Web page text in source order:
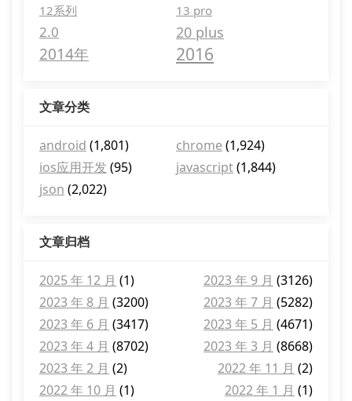
12系列 13 pro
2.0 20 plus
2014年 2016
文章分类
android (1,801) chrome (1,924)
ios应用开发 (95) javascript(1,844)
json (2,022)
文章归档
2025 年 12 月 (1) 2023 年 9 月 (3126)
2023 年 8 月 (3200) 2023 年 7 月 (5282)
2023 年 6 月 (3417) 2023 年 5 月 (4671)
2023 年 4 月 (8702) 2023 年 3 月 (8668)
2023 年 2 月 (2) 2022 年 11 月 (2)
2022 年 10 月 (1) 2022 年 1 月 (1)